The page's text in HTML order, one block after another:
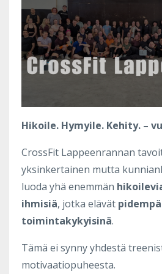
Hikoile. Hymyile. Kehity. –
CrossFit Lappeenrannan
yksinkertainen mutta
luoda yhä enemmän
ihmisiä, jotka elävät
toimintakykyisinä.
Tämä ei synny yhdestä
motivaatiopuheesta.